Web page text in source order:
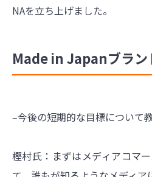
NAを立ち上げました。
Made in Japanブラン
‒今後の短期的な目標について
樫村氏：まずはメディアコマ